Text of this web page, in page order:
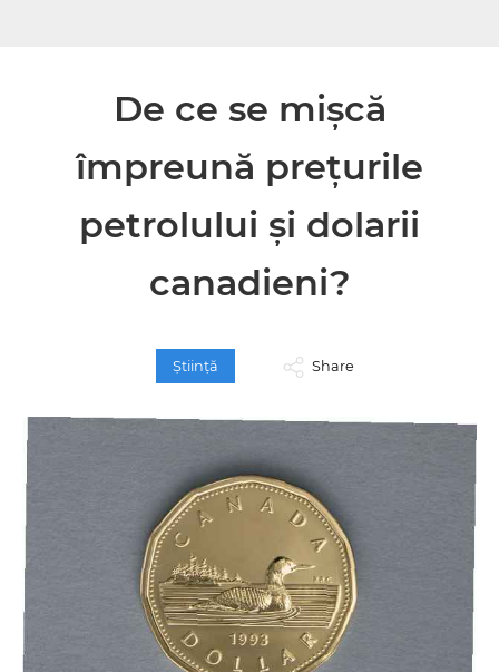
De ce se mișcă
împreună prețurile
petrolului și dolarii
canadieni?
Ştiinţă Share